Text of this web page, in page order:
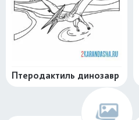
Птеродактиль динозавр